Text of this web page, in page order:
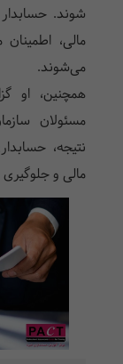
شوند.
مالی،
می‌شوند.
همچنین، او
مسئولان
نتیجه،
مالی و جلوگیری